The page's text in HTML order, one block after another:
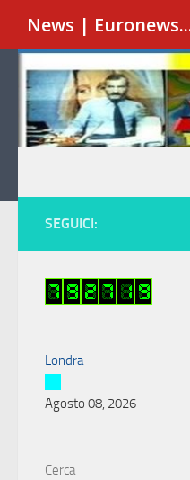
Salta al contenuto
SEGUICI:
Londra
Agosto 08, 2026
Cerca